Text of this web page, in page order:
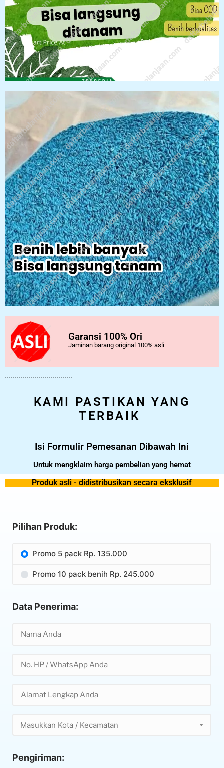
Garansi 100% Ori
Jaminan barang original 100% asli
..................................
KAMI PASTIKAN YANG
TERBAIK
Isi Formulir Pemesanan Dibawah Ini
Untuk mengklaim harga pembelian yang hemat
Produk asli - didistribusikan secara eksklusif
Pilihan Produk:
Promo 5 pack Rp. 135.000
Promo 10 pack benih Rp. 245.000
Data Penerima:
Masukkan Kota / Kecamatan
Pengiriman: